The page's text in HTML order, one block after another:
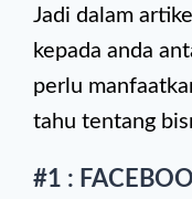
Jadi dalam
kepada anda
perlu
tahu tentang
#1 :